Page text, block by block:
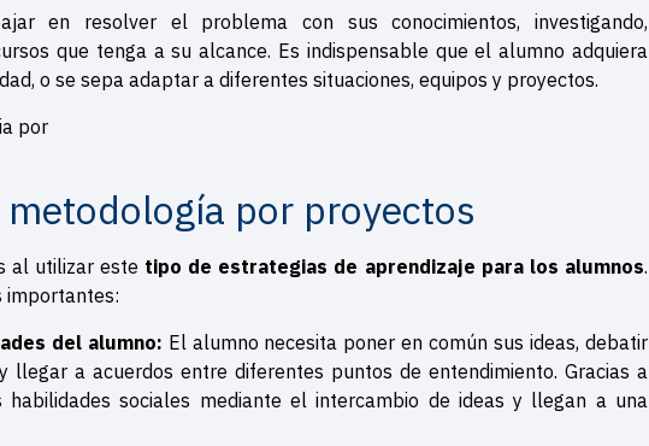
en resolver el problema con sus conocimientos, investigando,
que tenga a su alcance. Es indispensable que el alumno adquiera
o se sepa adaptar a diferentes situaciones, equipos y proyectos.
por proyectos
al utilizar este tipo de estrategias de aprendizaje para los alumnos.
importantes:
del alumno: El alumno necesita poner en común sus ideas, debatir
llegar a acuerdos entre diferentes puntos de entendimiento. Gracias a
sociales mediante el intercambio de ideas y llegan a una